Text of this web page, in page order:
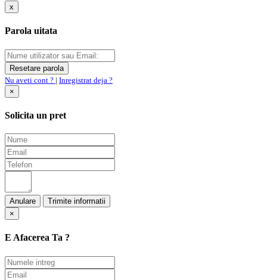
x
Parola uitata
Nu aveti cont ? | Inregistrat deja ?
×
Solicita un pret
Anulare
×
E Afacerea Ta ?